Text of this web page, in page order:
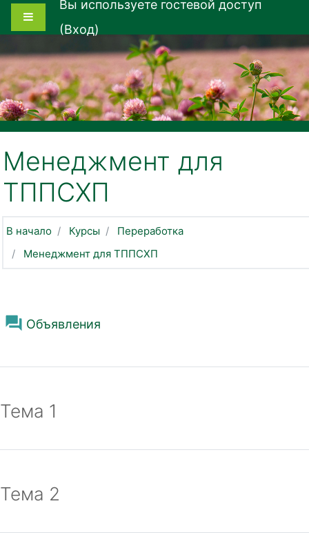
Перейти к основному содержанию
Вы используете гостевой доступ
(Вход)
Менеджмент для
ТППСХП
В начало Курсы
Переработка
Менеджмент для ТППСХП
Общее
Объявления
Форум
Тема 1
Тема 2